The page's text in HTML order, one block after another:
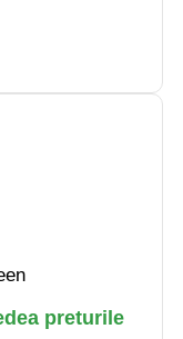
preturile